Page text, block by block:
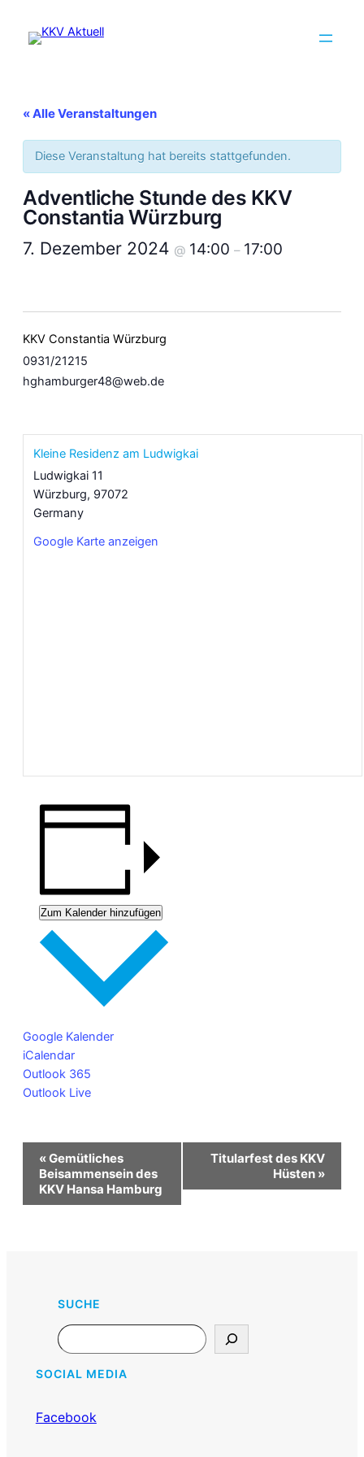
« Alle Veranstaltungen
Diese Veranstaltung hat bereits stattgefunden.
Adventliche Stunde des KKV
Constantia Würzburg
7. Dezember 2024 @ 14:00 – 17:00
KKV Constantia Würzburg
0931/21215
hghamburger48@web.de
Kleine Residenz am Ludwigkai
Ludwigkai 11
Würzburg, 97072
Germany
Google Karte anzeigen
Zum Kalender hinzufügen
Google Kalender
iCalendar
Outlook 365
Outlook Live
Veranstaltung-
Navigation
«Gemütliches
Beisammensein des
KKV Hansa Hamburg
Titularfest des KKV
Hüsten »
SUCHE
Search
SOCIAL MEDIA
Facebook